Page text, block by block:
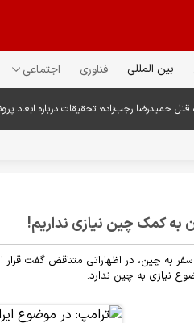
بین المللی فناوری اجتماعی
به کمک چین نیازی نداریم!
به چین، در اظهاراتی متناقض گفت
نیازی به چین ندارد.